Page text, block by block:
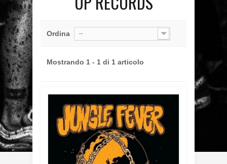
Ordina --
Mostrando 1 - 1 di 1 articolo